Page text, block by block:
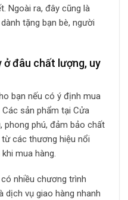
Ngoài ra, đây cũng là
tặng bạn bè, người
ở đâu chất lượng, uy
bạn nếu có ý định mua
sản phẩm tại Cửa
phong phú, đảm bảo chất
các thương hiệu nổi
mua hàng.
nhiều chương trình
dịch vụ giao hàng nhanh